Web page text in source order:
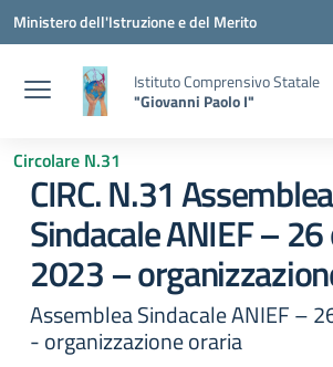
Vai ai contenuti
Vai al menu di navigazione
Vai al footer
Ministero dell'Istruzione e del Merito
Istituto Comprensivo Statale
"Giovanni Paolo I"
Circolare N.31
CIRC. N.31 Assemblea
Sindacale ANIEF –
2023 –
Assemblea Sindacale ANIEF –
- organizzazione oraria